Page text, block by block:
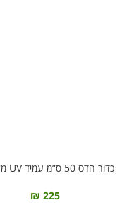
כדור הדס 50 ס”מ עמיד UV מלאכותי
₪ 225